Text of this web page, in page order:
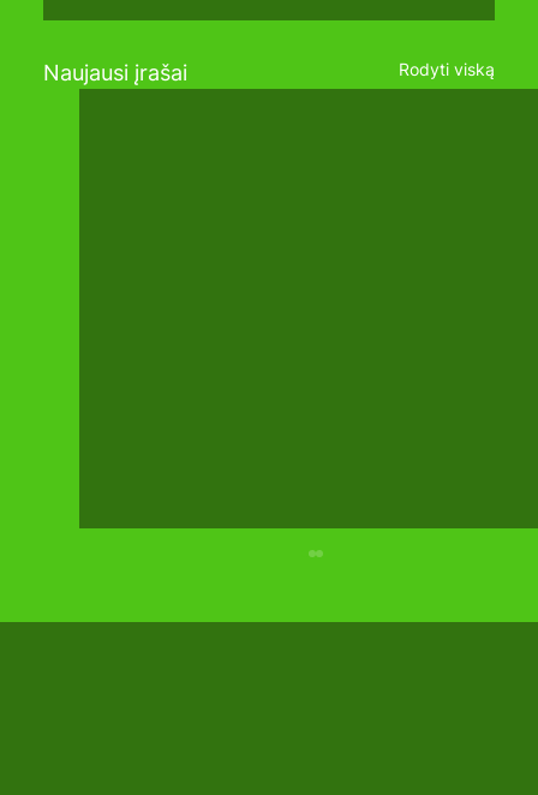
Naujausi įrašai Rodyti viską